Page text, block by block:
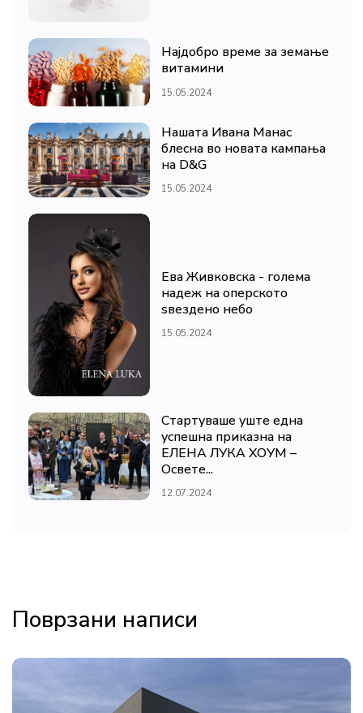
Најдобро време за земање
витамини
15.05.2024
Нашата Ивана Манас
блесна во новата кампања
на D&G
15.05.2024
Ева Живковска - голема
надеж на оперското
ѕвездено небо
15.05.2024
Стартуваше уште една
успешна приказна на
ЕЛЕНА ЛУКА ХОУМ –
Освете...
12.07.2024
Поврзани написи